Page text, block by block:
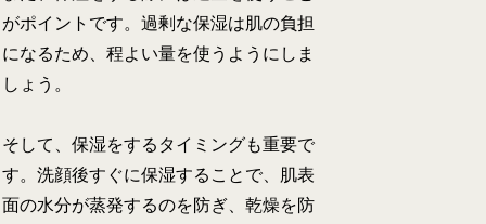
がポイントです。過剰な保湿は肌の負担
になるため、程よい量を使うようにしま
しょう。
そして、保湿をするタイミングも重要で
す。洗顔後すぐに保湿することで、肌表
面の水分が蒸発するのを防ぎ、乾燥を防